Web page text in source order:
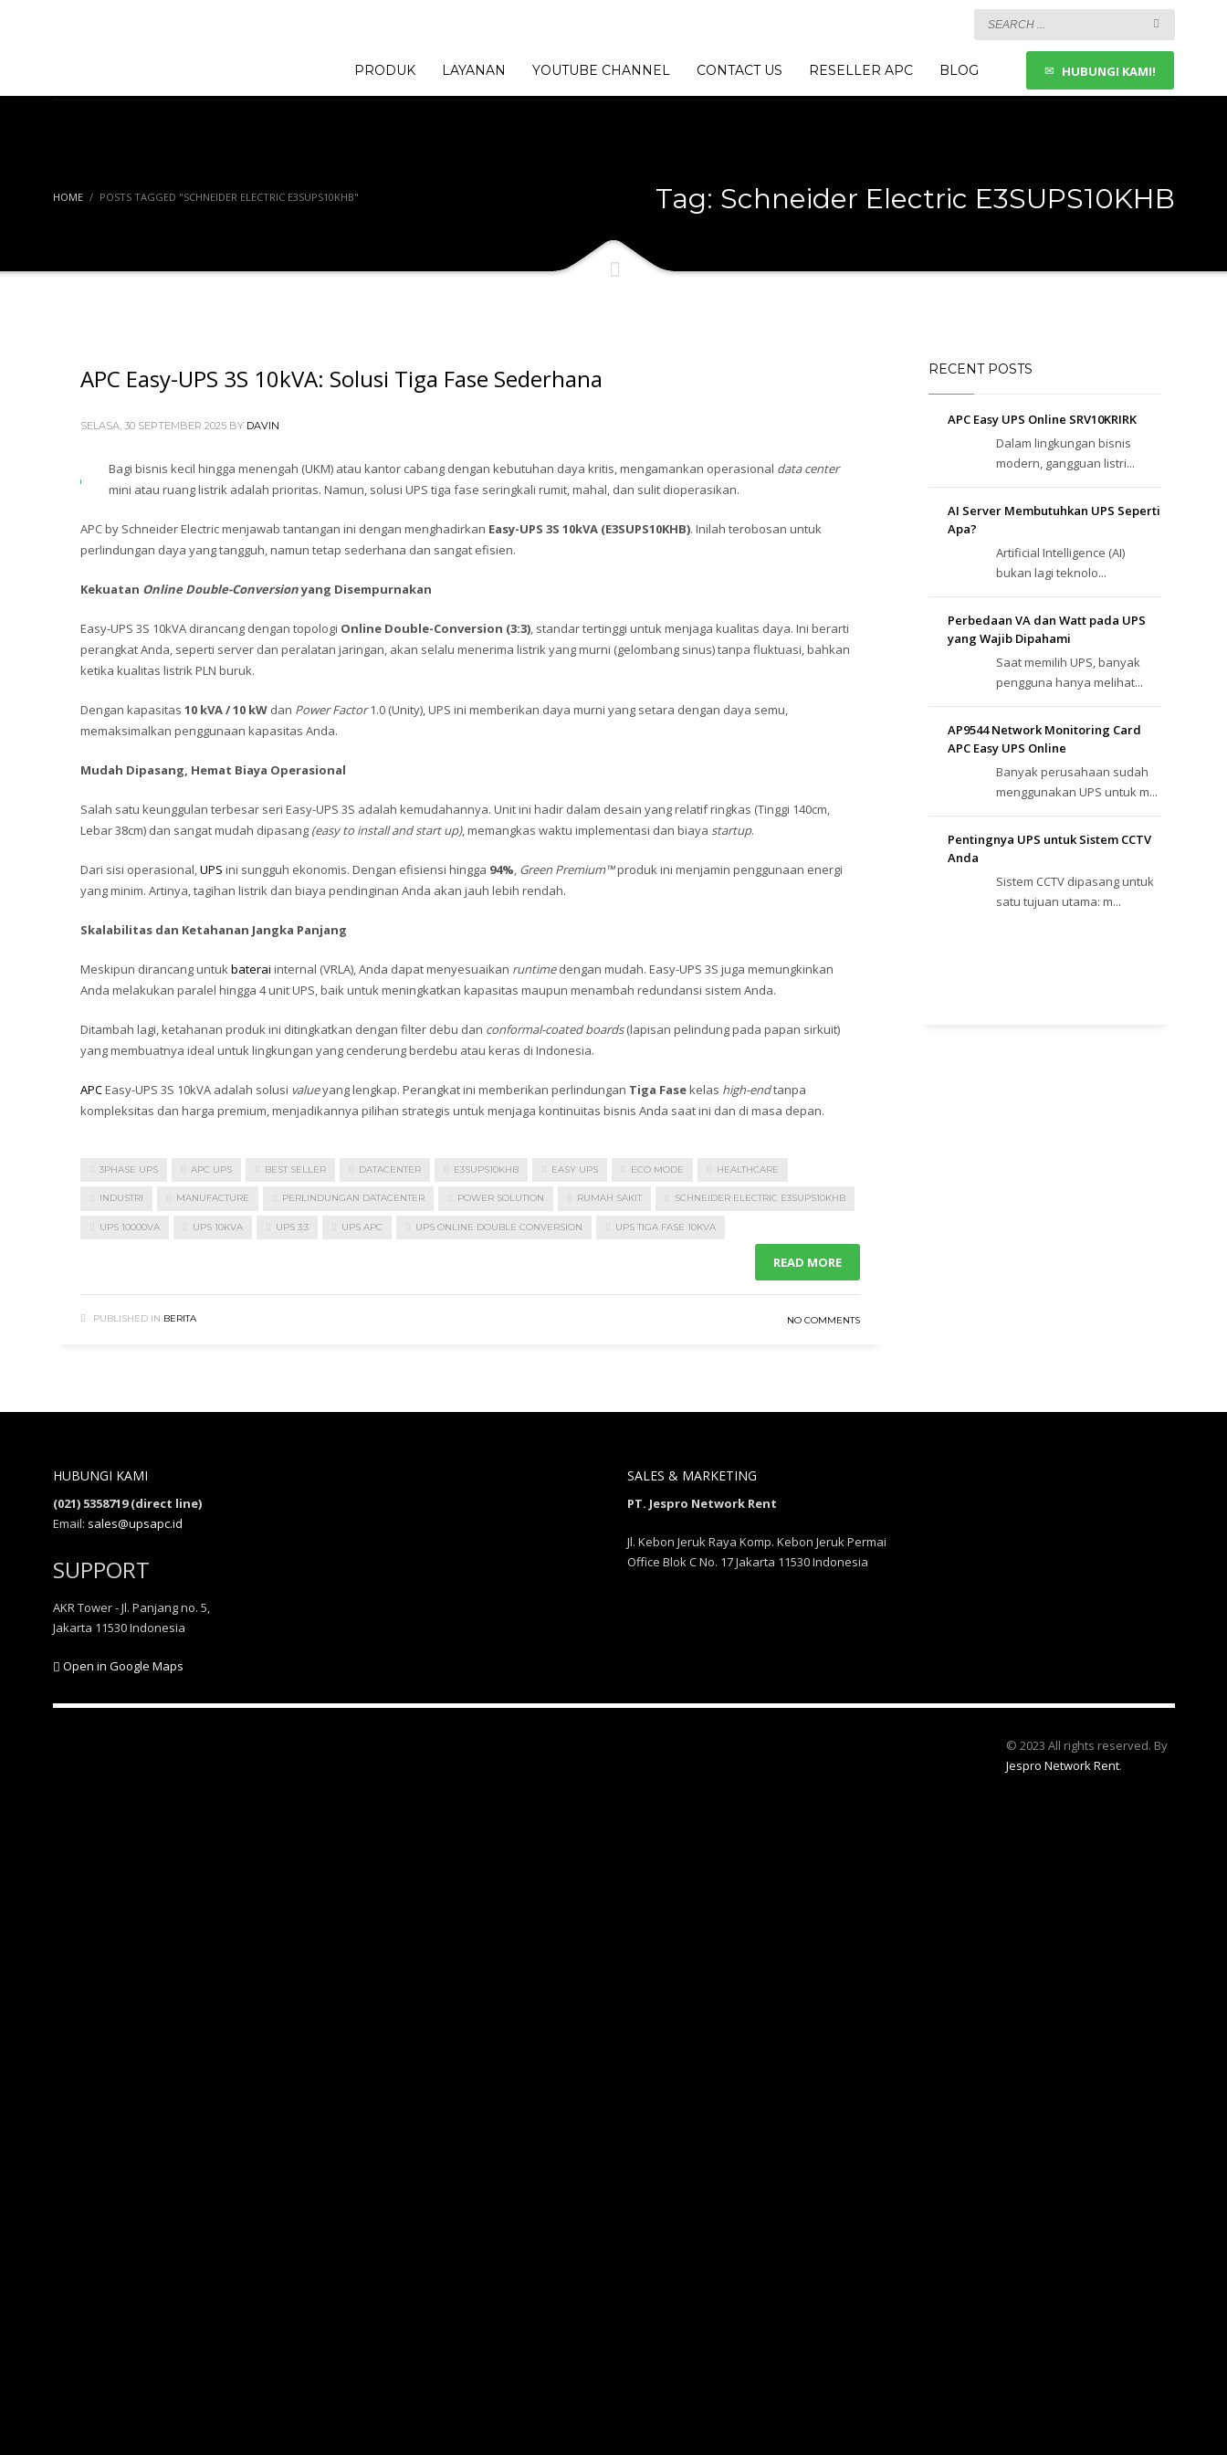
PRODUK LAYANAN YOUTUBE CHANNEL CONTACT US RESELLER APC BLOG HUBUNGI KAMI!
HOME POSTS TAGGED "SCHNEIDER ELECTRIC E3SUPS10KHB" Tag: Schneider Electric E3SUPS10KHB
APC Easy-UPS 3S 10kVA: Solusi Tiga Fase Sederhana
SELASA, 30 SEPTEMBER 2025 BY DAVIN
Bagi bisnis kecil hingga menengah (UKM) atau kantor cabang dengan kebutuhan daya kritis, mengamankan operasional data center
mini atau ruang listrik adalah prioritas. Namun, solusi UPS tiga fase seringkali rumit, mahal, dan sulit dioperasikan.
APC by Schneider Electric menjawab tantangan ini dengan menghadirkan Easy-UPS 3S 10kVA (E3SUPS10KHB). Inilah terobosan untuk
perlindungan daya yang tangguh, namun tetap sederhana dan sangat efisien.
Kekuatan Online Double-Conversionyang Disempurnakan
Easy-UPS 3S 10kVA dirancang dengan topologi Online Double-Conversion (3:3), standar tertinggi untuk menjaga kualitas daya. Ini berarti
perangkat Anda, seperti server dan peralatan jaringan, akan selalu menerima listrik yang murni (gelombang sinus) tanpa fluktuasi, bahkan
ketika kualitas listrik PLN buruk.
Dengan kapasitas 10 kVA / 10 kWdan Power Factor1.0 (Unity), UPS ini memberikan daya murni yang setara dengan daya semu,
memaksimalkan penggunaan kapasitas Anda.
Mudah Dipasang, Hemat Biaya Operasional
Salah satu keunggulan terbesar seri Easy-UPS 3S adalah kemudahannya. Unit ini hadir dalam desain yang relatif ringkas (Tinggi 140cm,
Lebar 38cm) dan sangat mudah dipasang (easy to install and start up), memangkas waktu implementasi dan biaya startup.
Dari sisi operasional,UPS ini sungguh ekonomis. Dengan efisiensi hingga 94%, Green Premium™produk ini menjamin penggunaan energi
yang minim. Artinya, tagihan listrik dan biaya pendinginan Anda akan jauh lebih rendah.
Skalabilitas dan Ketahanan Jangka Panjang
Meskipun dirancang untukbaterai internal (VRLA), Anda dapat menyesuaikan runtimedengan mudah. Easy-UPS 3S juga memungkinkan
Anda melakukan paralel hingga 4 unit UPS, baik untuk meningkatkan kapasitas maupun menambah redundansi sistem Anda.
Ditambah lagi, ketahanan produk ini ditingkatkan dengan filter debu dan conformal-coated boards(lapisan pelindung pada papan sirkuit)
yang membuatnya ideal untuk lingkungan yang cenderung berdebu atau keras di Indonesia.
APCEasy-UPS 3S 10kVA adalah solusi valueyang lengkap. Perangkat ini memberikan perlindungan Tiga Fasekelas high-endtanpa
kompleksitas dan harga premium, menjadikannya pilihan strategis untuk menjaga kontinuitas bisnis Anda saat ini dan di masa depan.
3PHASE UPS APC UPS BEST SELLER DATACENTER E3SUPS10KHB EASY UPS ECO MODE HEALTHCARE
INDUSTRI MANUFACTURE PERLINDUNGAN DATACENTER POWER SOLUTION RUMAH SAKIT SCHNEIDER ELECTRIC E3SUPS10KHB
UPS 10000VA UPS 10KVA UPS 3:3 UPS APC UPS ONLINE DOUBLE CONVERSION UPS TIGA FASE 10KVA
READ MORE
PUBLISHED IN BERITA NO COMMENTS
RECENT POSTS
APC Easy UPS Online SRV10KRIRK
Dalam lingkungan bisnis
modern, gangguan listri...
AI Server Membutuhkan UPS Seperti
Apa?
Artificial Intelligence (AI)
bukan lagi teknolo...
Perbedaan VA dan Watt pada UPS
yang Wajib Dipahami
Saat memilih UPS, banyak
pengguna hanya melihat...
AP9544 Network Monitoring Card
APC Easy UPS Online
Banyak perusahaan sudah
menggunakan UPS untuk m...
Pentingnya UPS untuk Sistem CCTV
Anda
Sistem CCTV dipasang untuk
satu tujuan utama: m...
HUBUNGI KAMI
(021) 5358719 (direct line)
Email: sales@upsapc.id
SUPPORT
AKR Tower - Jl. Panjang no. 5,
Jakarta 11530 Indonesia
Open in Google Maps
SALES & MARKETING
PT. Jespro Network Rent
Jl. Kebon Jeruk Raya Komp. Kebon Jeruk Permai
Office Blok C No. 17 Jakarta 11530 Indonesia
© 2023 All rights reserved. By
Jespro Network Rent.